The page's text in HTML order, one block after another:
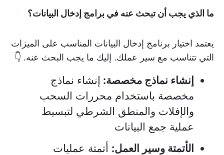
ما الذي يجب أن تبحث عنه في برامج إدخال البيانات؟
يعتمد اختيار برنامج إدخال البيانات المناسب على الميزات
التي تتناسب مع سير عملك. إليك ما يجب البحث عنه. 👇
إنشاء نماذج مخصصة: إنشاء نماذج
مخصصة باستخدام محررات السحب
والإفلات والمنطق الشرطي لتبسيط
عملية جمع البيانات
الأتمتة وسير العمل: أتمتة عمليات